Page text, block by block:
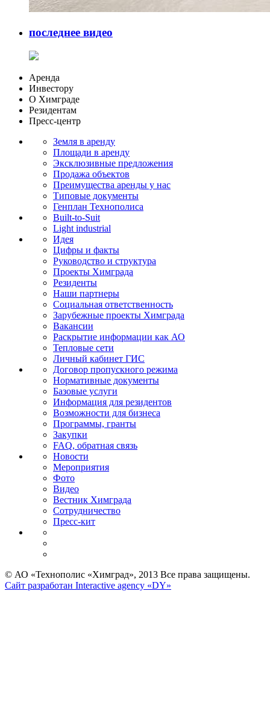
последнее видео
Аренда
Инвестору
О Химграде
Резидентам
Пресс-центр
Земля в аренду
Площади в аренду
Эксклюзивные предложения
Продажа объектов
Преимущества аренды у нас
Типовые документы
Генплан Технополиса
Built-to-Suit
Light industrial
Идея
Цифры и факты
Руководство и структура
Проекты Химграда
Резиденты
Наши партнеры
Социальная ответственность
Зарубежные проекты Химграда
Вакансии
Раскрытие информации как АО
Тепловые сети
Личный кабинет ГИС
Договор пропускного режима
Нормативные документы
Базовые услуги
Информация для резидентов
Возможности для бизнеса
Программы, гранты
Закупки
FAQ, обратная связь
Новости
Мероприятия
Фото
Видео
Вестник Химграда
Сотрудничество
Пресс-кит
© АО «Технополис «Химград», 2013 Все права защищены.
Сайт разработан Interactive agency «DY»